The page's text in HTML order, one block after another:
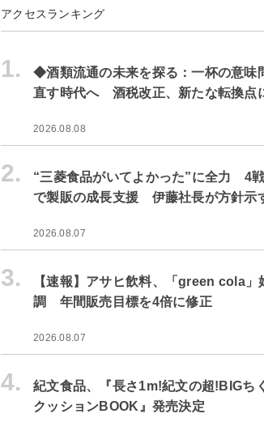
アクセスランキング
1.
◆酒類流通の未来を探る：一杯の意味
直す時代へ 酒税改正、新たな転換点
2026.08.08
2.
“三菱食品がいてよかった”に全力 4
で製販の成長支援 伊藤社長が方針示
2026.08.07
3.
【速報】アサヒ飲料、「green cola」
調 年間販売目標を4倍に修正
2026.08.07
4.
紀文食品、『長さ1m!紀文の超!BIGち
クッションBOOK』発売決定